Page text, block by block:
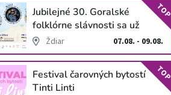
Jubilejné 30. Goralské
folklórne slávnosti sa už
blížiaŽdiar 07.08. - 09.08.
TOP
Festival čarovných bytostí
Tinti Linti
TOP